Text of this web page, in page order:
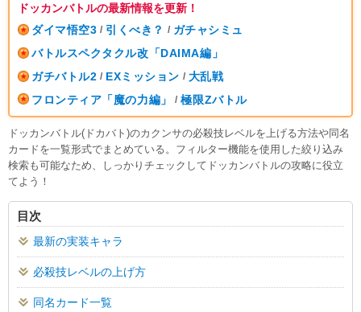
ドッカンバトルの最新情報を更新！
ダイマ悟空3 / 引くべき？ / ガチャシミュ
バトルスペクタクル改「DAIMA編」
ガチバトル2 / EXミッション / 大乱戦
フロンティア「魔の力編」
/ 極限Zバトル
ドッカンバトル(ドカバト)のカクンサの必殺技レベルを上げる方法や同名
カードを一覧形式でまとめている。フィルター機能を使用した絞り込み
検索も可能なため、しっかりチェックしてドッカンバトルの攻略に役立
てよう！
目次
最新の実装キャラ
必殺技レベルの上げ方
同名カード一覧